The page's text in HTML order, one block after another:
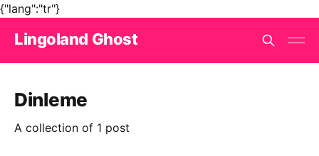
{"lang":"tr"}
Lingoland Ghost
Dinleme
A collection of 1 post